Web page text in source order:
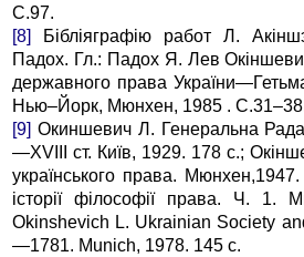
C.97.
[8]
Бібліяграфію работ Л.
Падох. Гл.: Падох Я. Лев
державного права
Нью–Йорк, Мюнхен, 1985 .
[9] Окиншевич Л. Генеральна Рада
—XVIII ст. Київ, 1929. 178 c.;
українського права.
історії філософії права. Ч. 1.
Okinshevich L. Ukrainian Society
—1781. Munich, 1978. 145 с.